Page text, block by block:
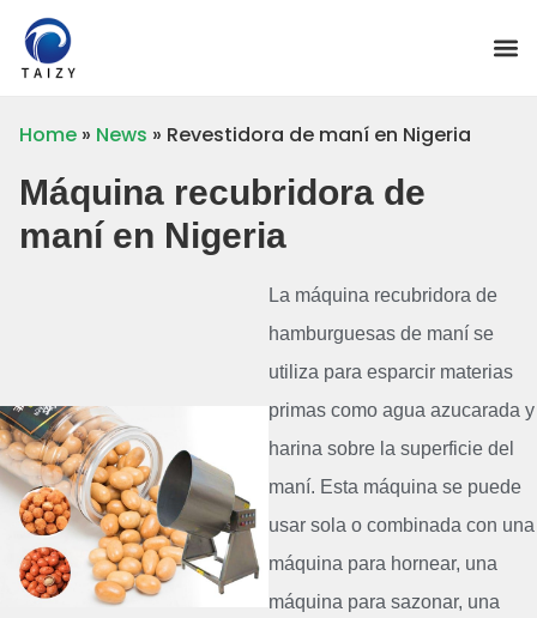
Home » News » Revestidora de maní en Nigeria
Máquina recubridora de
maní en Nigeria
La máquina recubridora de
hamburguesas de maní se
utiliza para esparcir materias
primas como agua azucarada y
harina sobre la superficie del
maní. Esta máquina se puede
usar sola o combinada con una
máquina para hornear, una
máquina para sazonar, una